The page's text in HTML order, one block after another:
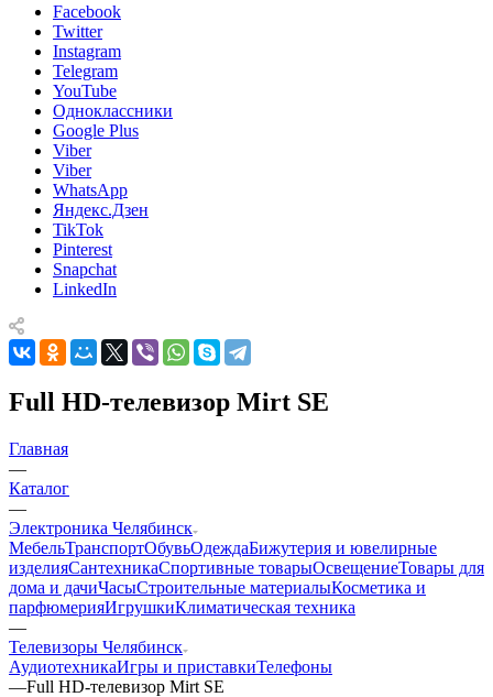
Facebook
Twitter
Instagram
Telegram
YouTube
Одноклассники
Google Plus
Viber
Viber
WhatsApp
Яндекс.Дзен
TikTok
Pinterest
Snapchat
LinkedIn
Full HD-телевизор Mirt SE
Главная
—
Каталог
—
Электроника Челябинск
МебельТранспортОбувьОдеждаБижутерия и ювелирные
изделияСантехникаСпортивные товарыОсвещениеТовары для
дома и дачиЧасыСтроительные материалыКосметика и
парфюмерияИгрушкиКлиматическая техника
—
Телевизоры Челябинск
АудиотехникаИгры и приставкиТелефоны
—Full HD-телевизор Mirt SE